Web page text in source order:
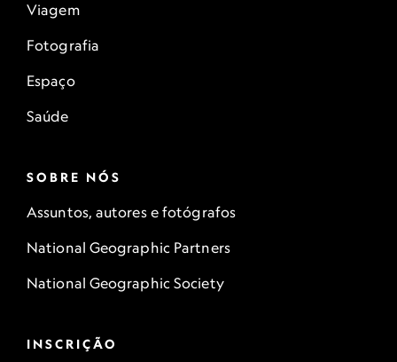
Viagem
Fotografia
Espaço
Saúde
SOBRE NÓS
Assuntos, autores e fotógrafos
National Geographic Partners
National Geographic Society
INSCRIÇÃO